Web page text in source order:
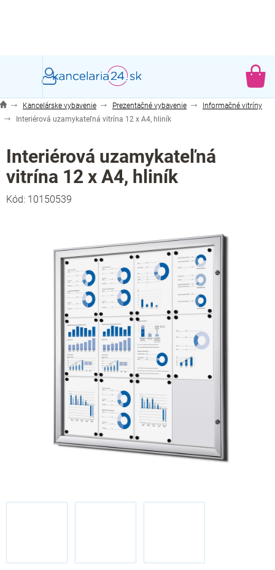
Kancelárske vybavenie Prezentačné vybavenie
Informačné vitríny
Interiérová uzamykateľná vitrína 12 x A4, hliník
Interiérová uzamykateľná
vitrína 12 x A4, hliník
Kód: 10150539